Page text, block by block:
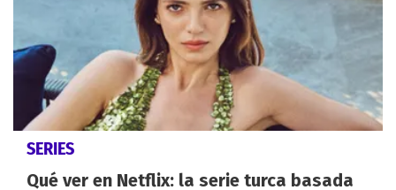
SERIES
Qué ver en Netflix: la serie turca basada